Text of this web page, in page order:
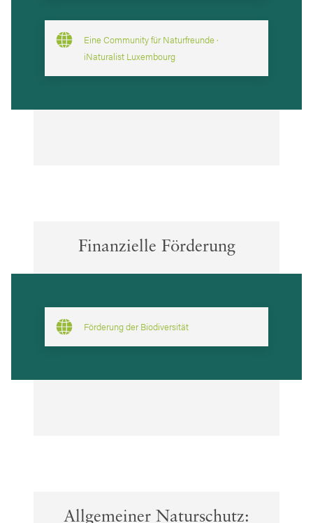
Eine Community für Naturfreunde ·
iNaturalist Luxembourg
Finanzielle Förderung
Förderung der Biodiversität
Allgemeiner Naturschutz: